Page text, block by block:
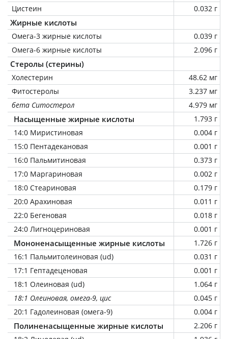
Цистеин
0.032 г
Жирные кислоты
Омега-3 жирные кислоты
0.039 г
Омега-6 жирные кислоты
2.096 г
Стеролы (стерины)
Холестерин
48.62 мг
Фитостеролы
3.237 мг
бета Ситостерол
4.979 мг
Насыщенные жирные кислоты
1.793 г
14:0 Миристиновая
0.004 г
15:0 Пентадекановая
0.001 г
16:0 Пальмитиновая
0.373 г
17:0 Маргариновая
0.002 г
18:0 Стеариновая
0.179 г
20:0 Арахиновая
0.011 г
22:0 Бегеновая
0.018 г
24:0 Лигноцериновая
0.001 г
Мононенасыщенные жирные кислоты
1.726 г
16:1 Пальмитолеиновая (ud)
0.031 г
17:1 Гептадеценовая
0.001 г
18:1 Олеиновая (ud)
1.064 г
18:1 Олеиновая, омега-9, цис
0.045 г
20:1 Гадолеиновая (омега-9)
0.004 г
Полиненасыщенные жирные кислоты
2.206 г